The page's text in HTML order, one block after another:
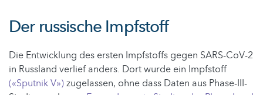
Der russische Impfstoff
Die Entwicklung des ersten Impfstoffs gegen SARS-CoV-2
in Russland verlief anders. Dort wurde ein Impfstoff
(«Sputnik V»)zugelassen, ohne dass Daten aus Phase-III-